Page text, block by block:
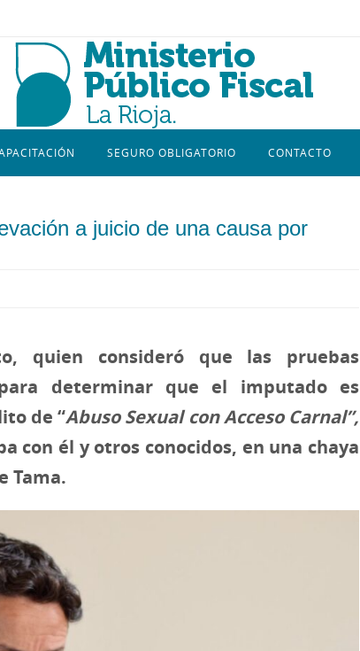
SEGURO OBLIGATORIO CONTACTO
a juicio de una causa por
quien consideró que las pruebas
determinar que el imputado es
de “Abuso Sexual con Acceso Carnal”,
con él y otros conocidos, en una chaya
Tama.